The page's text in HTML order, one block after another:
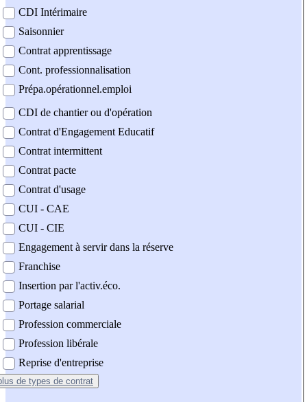
CDI Intérimaire
Saisonnier
Contrat apprentissage
Cont. professionnalisation
Prépa.opérationnel.emploi
CDI de chantier ou d'opération
Contrat d'Engagement Educatif
Contrat intermittent
Contrat pacte
Contrat d'usage
CUI - CAE
CUI - CIE
Engagement à servir dans la réserve
Franchise
Insertion par l'activ.éco.
Portage salarial
Profession commerciale
Profession libérale
Reprise d'entreprise
de types de contrat